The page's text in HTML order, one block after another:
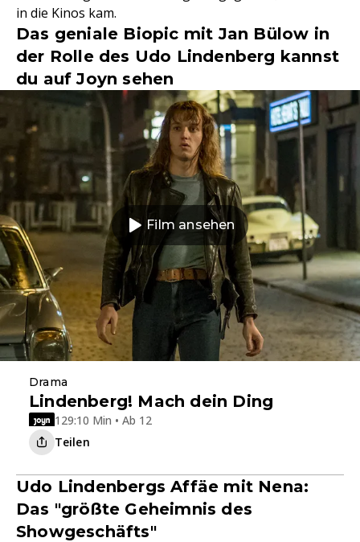
in die Kinos kam.
Das geniale Biopic mit Jan Bülow in
der Rolle des Udo Lindenberg kannst
du auf Joyn sehen
Film ansehen
Drama
Lindenberg! Mach dein Ding
129:10 Min • Ab 12
Teilen
Udo Lindenbergs Affäe mit Nena:
Das "größte Geheimnis des
Showgeschäfts"